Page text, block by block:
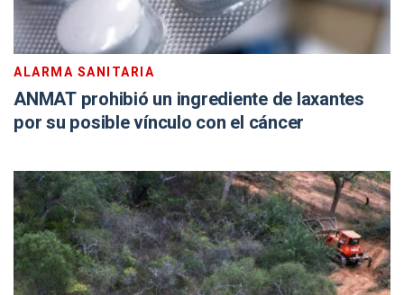
ALARMA SANITARIA
ANMAT prohibió un ingrediente de laxantes
por su posible vínculo con el cáncer